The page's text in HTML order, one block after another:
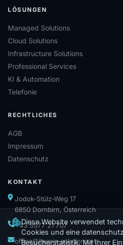
LÖSUNGEN
Managed Solutions
Cloud Solutions
Infrastructure Solutions
Professional Services
KI & Automation
Telefonie
RECHTLICHES
AGB
Impressum
Datenschutz
KONTAKT
Jodok-Stülz-Weg 17
6850 Dornbirn, Österreich
+43 5577 21 707
office@itworx-solutions.at
Diese Website verwendet
Cookies und eine
Besucherstatistik. Mit Ihrer